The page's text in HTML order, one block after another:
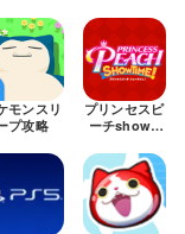
モンスリ
プ攻略
プリンセスピ
ーチshowti